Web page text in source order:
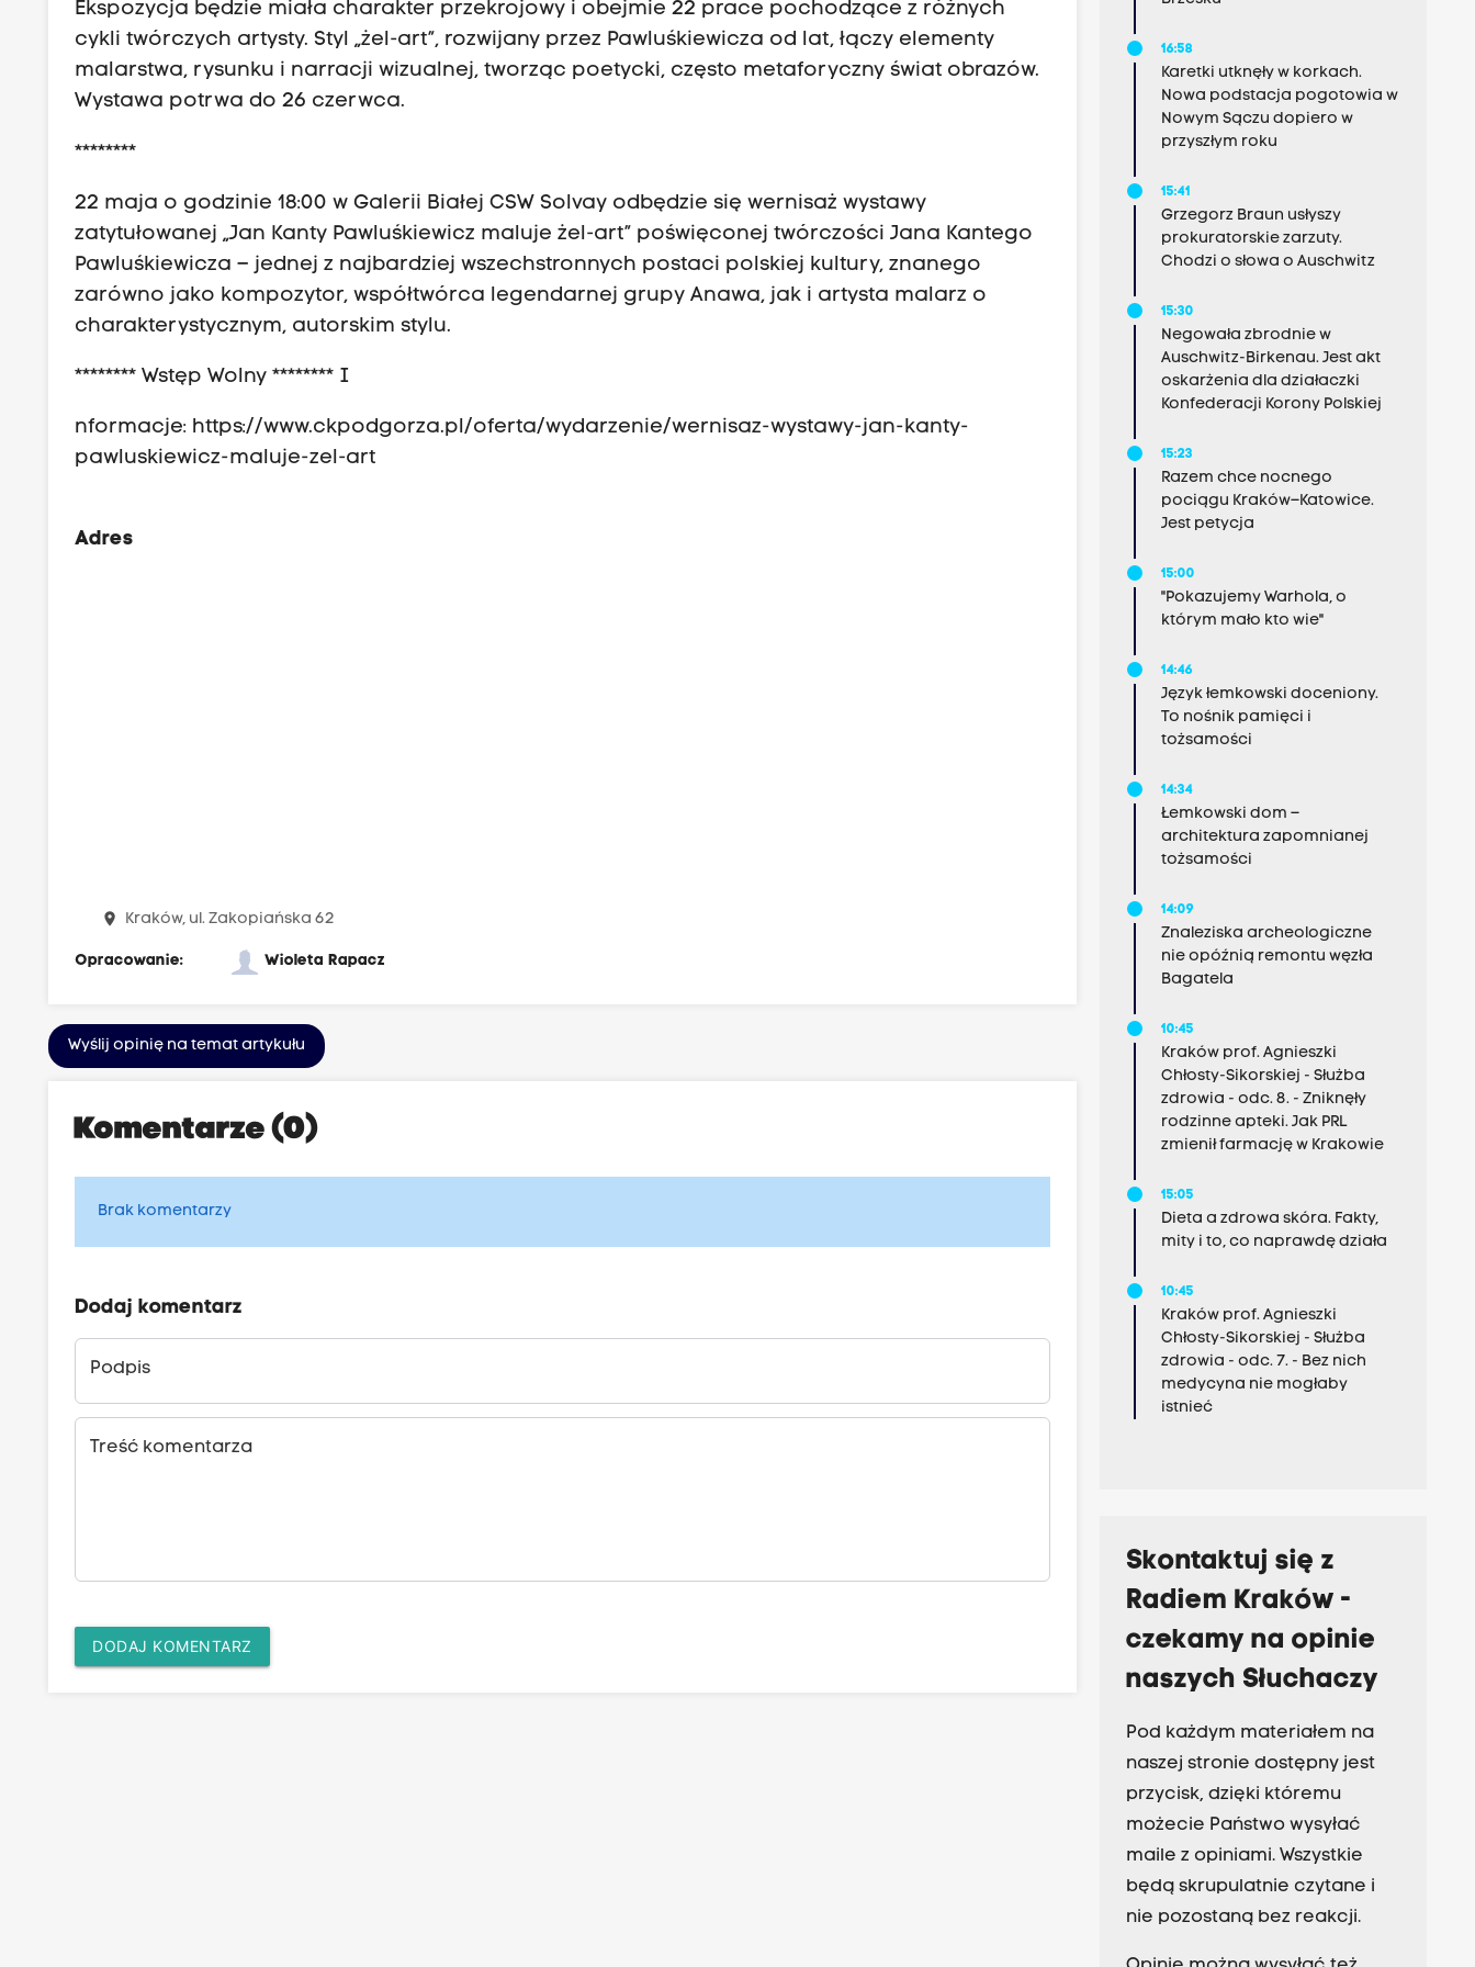
Ekspozycja będzie miała charakter przekrojowy i obejmie 22 prace pochodzące z różnych
cykli twórczych artysty. Styl „żel-art”, rozwijany przez Pawluśkiewicza od lat, łączy elementy
malarstwa, rysunku i narracji wizualnej, tworząc poetycki, często metaforyczny świat obrazów.
Wystawa potrwa do 26 czerwca.
********
22 maja o godzinie 18:00 w Galerii Białej CSW Solvay odbędzie się wernisaż wystawy
zatytułowanej „Jan Kanty Pawluśkiewicz maluje żel-art” poświęconej twórczości Jana Kantego
Pawluśkiewicza – jednej z najbardziej wszechstronnych postaci polskiej kultury, znanego
zarówno jako kompozytor, współtwórca legendarnej grupy Anawa, jak i artysta malarz o
charakterystycznym, autorskim stylu.
******** Wstęp Wolny ******** I
nformacje: https://www.ckpodgorza.pl/oferta/wydarzenie/wernisaz-wystawy-jan-kanty-
pawluskiewicz-maluje-zel-art
Adres
place Kraków, ul. Zakopiańska 62
Opracowanie: Wioleta Rapacz
Wyślij opinię na temat artykułu
Komentarze (0)
Brak komentarzy
Dodaj komentarz
Podpis
Treść komentarza
DODAJ KOMENTARZ
16:58
Karetki utknęły w korkach.
Nowa podstacja pogotowia w
Nowym Sączu dopiero w
przyszłym roku
15:41
Grzegorz Braun usłyszy
prokuratorskie zarzuty.
Chodzi o słowa o Auschwitz
15:30
Negowała zbrodnie w
Auschwitz-Birkenau. Jest akt
oskarżenia dla działaczki
Konfederacji Korony Polskiej
15:23
Razem chce nocnego
pociągu Kraków–Katowice.
Jest petycja
15:00
"Pokazujemy Warhola, o
którym mało kto wie"
14:46
Język łemkowski doceniony.
To nośnik pamięci i
tożsamości
14:34
Łemkowski dom –
architektura zapomnianej
tożsamości
14:09
Znaleziska archeologiczne
nie opóźnią remontu węzła
Bagatela
10:45
Kraków prof. Agnieszki
Chłosty-Sikorskiej - Służba
zdrowia - odc. 8. - Zniknęły
rodzinne apteki. Jak PRL
zmienił farmację w Krakowie
15:05
Dieta a zdrowa skóra. Fakty,
mity i to, co naprawdę działa
10:45
Kraków prof. Agnieszki
Chłosty-Sikorskiej - Służba
zdrowia - odc. 7. - Bez nich
medycyna nie mogłaby
istnieć
Skontaktuj się z
Radiem Kraków -
czekamy na opinie
naszych Słuchaczy
Pod każdym materiałem na
naszej stronie dostępny jest
przycisk, dzięki któremu
możecie Państwo wysyłać
maile z opiniami. Wszystkie
będą skrupulatnie czytane i
nie pozostaną bez reakcji.